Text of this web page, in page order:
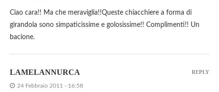
Ciao cara!! Ma che meraviglia!!Queste chiacchiere a forma di
girandola sono simpaticissime e golosissime!! Complimenti!! Un
bacione.
LAMELANNURCA
24 Febbraio 2011 - 16:58
REPLY